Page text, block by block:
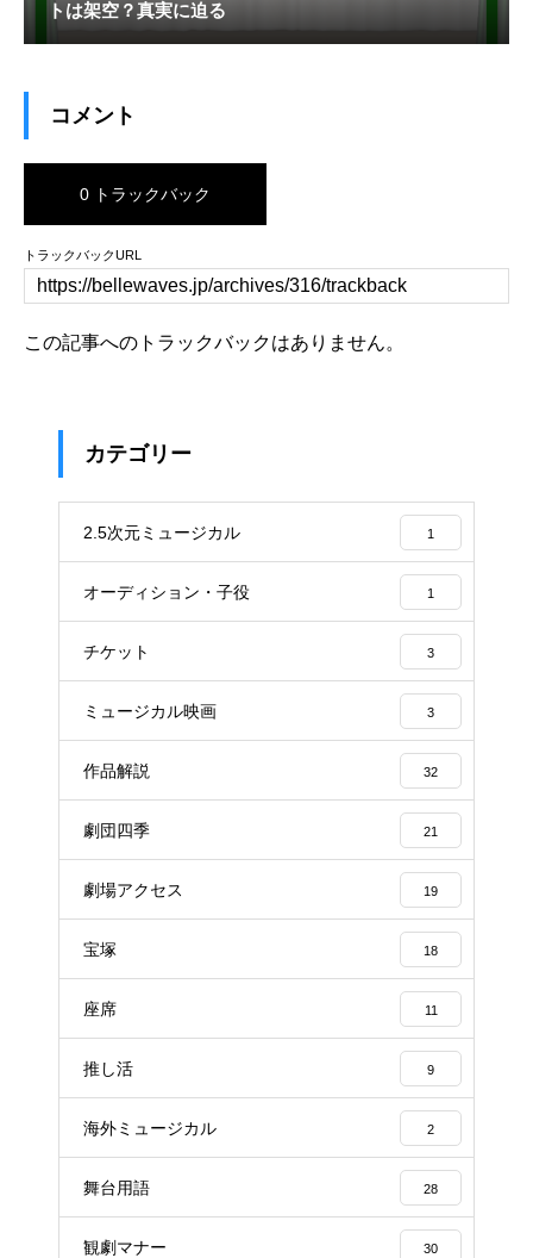
トは架空？真実に迫る
コメント
0 トラックバック
トラックバックURL
この記事へのトラックバックはありません。
カテゴリー
2.5次元ミュージカル 1
オーディション・子役 1
チケット 3
ミュージカル映画 3
作品解説 32
劇団四季 21
劇場アクセス 19
宝塚 18
座席 11
推し活 9
海外ミュージカル 2
舞台用語 28
観劇マナー 30